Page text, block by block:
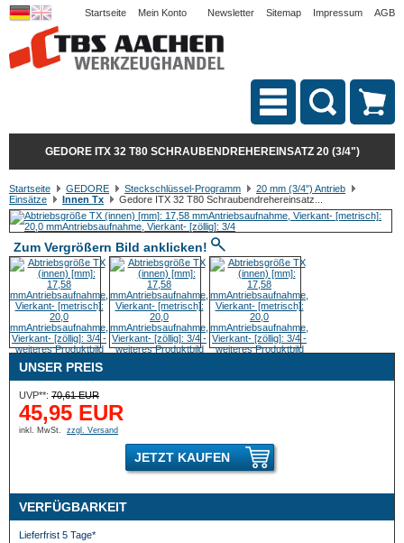
Startseite Mein Konto Newsletter Sitemap Impressum AGB
GEDORE ITX 32 T80 SCHRAUBENDREHEREINSATZ 20 (3/4")
Startseite GEDORE Steckschlüssel-Programm
20 mm (3/4") Antrieb
Einsätze
Innen Tx Gedore ITX 32 T80 Schraubendrehereinsatz...
Zum Vergrößern Bild anklicken!
UNSER PREIS
UVP**: 70,61 EUR
45,95 EUR
inkl. MwSt. zzgl. Versand
JETZT KAUFEN
VERFÜGBARKEIT
Lieferfrist 5 Tage*